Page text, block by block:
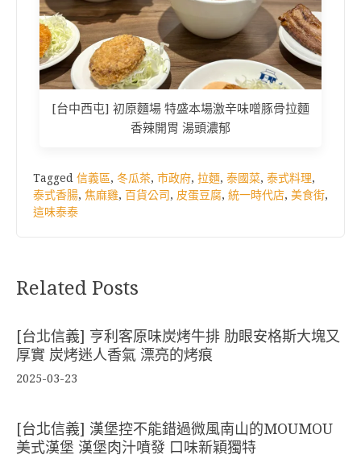
[台中西屯] 初原麵場 特盛本場激辛味噌豚骨拉麵
香辣開胃 湯頭濃郁
Tagged 信義區, 冬瓜茶, 市政府, 拉麵, 泰國菜, 泰式料理,
泰式香腸, 焦麻雞, 百貨公司, 皮蛋豆腐, 統一時代店, 美食街,
這味泰泰
Related Posts
[台北信義] 亨利客原味炭烤牛排 肋眼安格斯大塊又
厚實 炭烤迷人香氣 漂亮的烤痕
2025-03-23
[台北信義] 漢堡控不能錯過微風南山的MOUMOU
美式漢堡 漢堡肉汁噴發 口味新穎獨特